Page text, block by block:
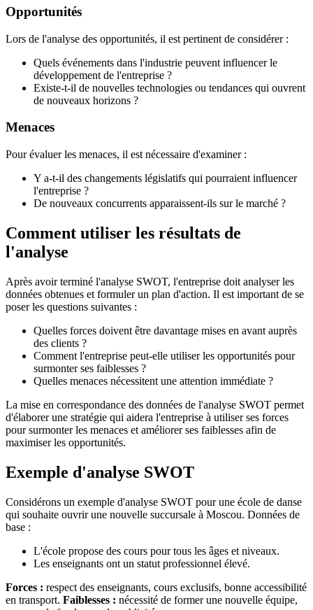
Opportunités
Lors de l'analyse des opportunités, il est pertinent de considérer :
Quels événements dans l'industrie peuvent influencer le
développement de l'entreprise ?
Existe-t-il de nouvelles technologies ou tendances qui ouvrent
de nouveaux horizons ?
Menaces
Pour évaluer les menaces, il est nécessaire d'examiner :
Y a-t-il des changements législatifs qui pourraient influencer
l'entreprise ?
De nouveaux concurrents apparaissent-ils sur le marché ?
Comment utiliser les résultats de
l'analyse
Après avoir terminé l'analyse SWOT, l'entreprise doit analyser les
données obtenues et formuler un plan d'action. Il est important de se
poser les questions suivantes :
Quelles forces doivent être davantage mises en avant auprès
des clients ?
Comment l'entreprise peut-elle utiliser les opportunités pour
surmonter ses faiblesses ?
Quelles menaces nécessitent une attention immédiate ?
La mise en correspondance des données de l'analyse SWOT permet
d'élaborer une stratégie qui aidera l'entreprise à utiliser ses forces
pour surmonter les menaces et améliorer ses faiblesses afin de
maximiser les opportunités.
Exemple d'analyse SWOT
Considérons un exemple d'analyse SWOT pour une école de danse
qui souhaite ouvrir une nouvelle succursale à Moscou. Données de
base :
L'école propose des cours pour tous les âges et niveaux.
Les enseignants ont un statut professionnel élevé.
Forces : respect des enseignants, cours exclusifs, bonne accessibilité
en transport. Faiblesses : nécessité de former une nouvelle équipe,